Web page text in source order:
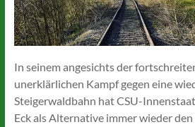
In seinem angesichts der
unerklärlichen Kampf gegen eine
Steigerwaldbahn hat CSU-
Eck als Alternative immer wieder